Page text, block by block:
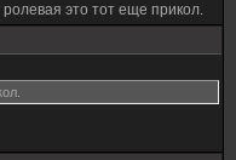
это тот еще прикол.